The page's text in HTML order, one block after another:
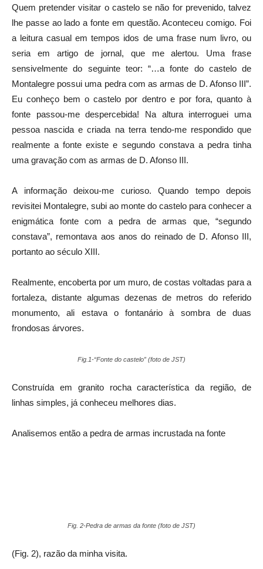
Quem pretender visitar o castelo se não for prevenido, talvez
lhe passe ao lado a fonte em questão. Aconteceu comigo. Foi
a leitura casual em tempos idos de uma frase num livro, ou
seria em artigo de jornal, que me alertou. Uma frase
sensivelmente do seguinte teor: “…a fonte do castelo de
Montalegre possui uma pedra com as armas de D. Afonso III”.
Eu conheço bem o castelo por dentro e por fora, quanto à
fonte passou-me despercebida! Na altura interroguei uma
pessoa nascida e criada na terra tendo-me respondido que
realmente a fonte existe e segundo constava a pedra tinha
uma gravação com as armas de D. Afonso III.
A informação deixou-me curioso. Quando tempo depois
revisitei Montalegre, subi ao monte do castelo para conhecer a
enigmática fonte com a pedra de armas que, “segundo
constava”, remontava aos anos do reinado de D. Afonso III,
portanto ao século XIII.
Realmente, encoberta por um muro, de costas voltadas para a
fortaleza, distante algumas dezenas de metros do referido
monumento, ali estava o fontanário à sombra de duas
frondosas árvores.
Fig.1-“Fonte do castelo” (foto de JST)
Construída em granito rocha característica da região, de
linhas simples, já conheceu melhores dias.
Analisemos então a pedra de armas incrustada na fonte
Fig. 2-Pedra de armas da fonte (foto de JST)
(Fig. 2), razão da minha visita.